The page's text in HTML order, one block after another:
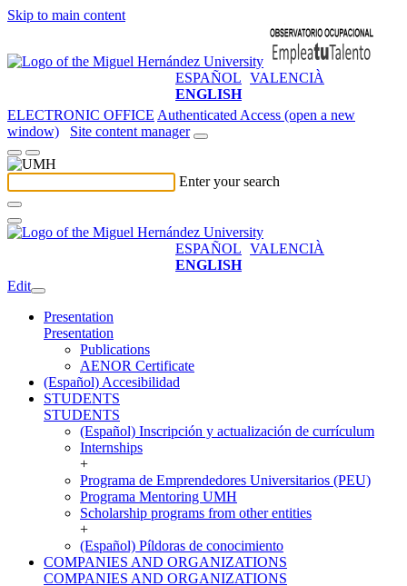
Skip to main content
ESPAÑOL VALENCIÀ
ENGLISH
ELECTRONIC OFFICE Authenticated Access (open a new
window)
Site content manager
Enter your search
ESPAÑOL VALENCIÀ
ENGLISH
Edit
Presentation
Presentation
Publications
AENOR Certificate
(Español) Accesibilidad
STUDENTS
STUDENTS
(Español) Inscripción y actualización de currículum
Internships
+
Programa de Emprendedores Universitarios (PEU)
Programa Mentoring UMH
Scholarship programs from other entities
+
(Español) Píldoras de conocimiento
COMPANIES AND ORGANIZATIONS
COMPANIES AND ORGANIZATIONS